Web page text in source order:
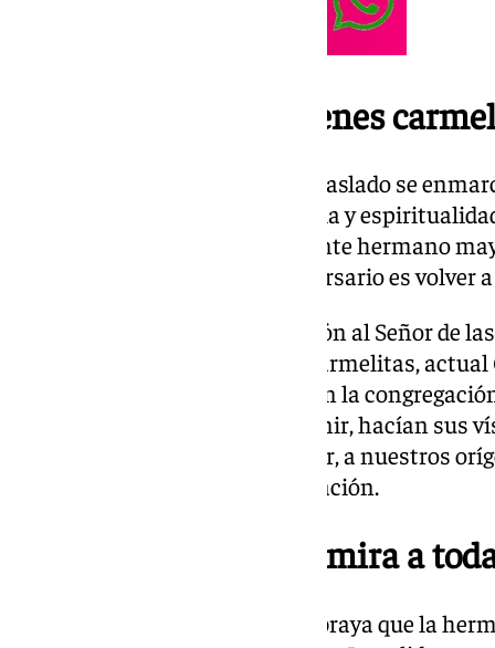
Un regreso a los orígenes
El carácter extraordinario del traslado se
centrada en recuperar la historia y
explica Enrique Ordóñez, teniente hermano
para celebrar nuestro 150 aniversario es volver
Ordóñez recuerda que la devoción al Señor de
convento Casa Grande de los Carmelitas,
Música en la calle Baños. «Según la
y los frailes, antes de irse a dormir, hacían sus
hemos querido volver a ese lugar, a nuestros
hermano mayor de esta corporación.
Una celebración que mira a
El teniente hermano mayor subraya que la